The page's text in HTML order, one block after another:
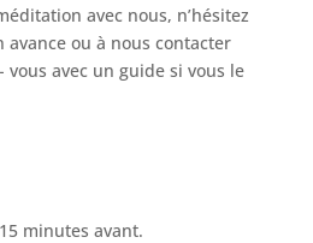
avec nous, n’hésitez
avance ou à nous contacter
avec un guide si vous le
minutes avant.